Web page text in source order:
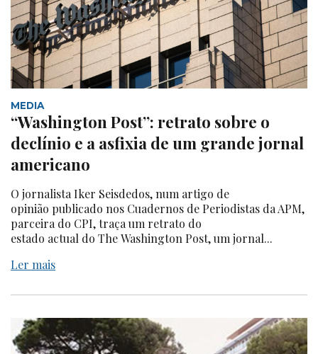
MEDIA
“Washington Post”: retrato sobre o
declínio e a asfixia de um grande jornal
americano
O jornalista Iker Seisdedos, num artigo de
opinião publicado nos Cuadernos de Periodistas da APM,
parceira do CPI, traça um retrato do
estado actual do The Washington Post, um jornal...
Ler mais